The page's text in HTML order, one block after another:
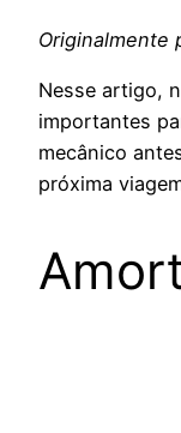
Originalmente
Nesse artigo,
importantes
mecânico
próxima